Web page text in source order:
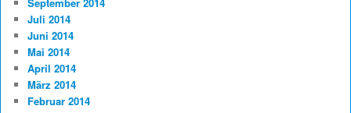
September 2014
Juli 2014
Juni 2014
Mai 2014
April 2014
März 2014
Februar 2014